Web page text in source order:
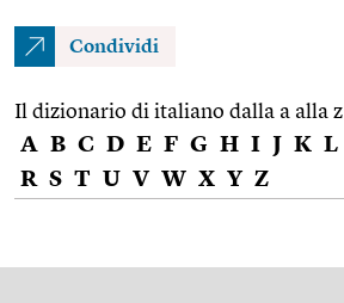
Condividi
Il dizionario di italiano dalla a alla z
A B C D E F G H I J K L
R S T U V W X Y Z